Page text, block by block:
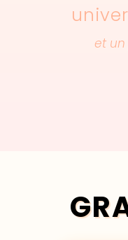
et